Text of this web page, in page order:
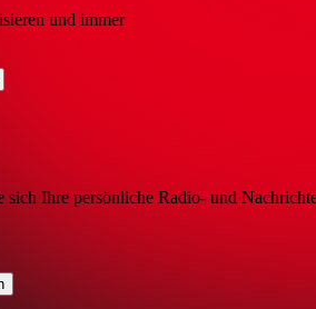
und immer
Ihre persönliche Radio- und